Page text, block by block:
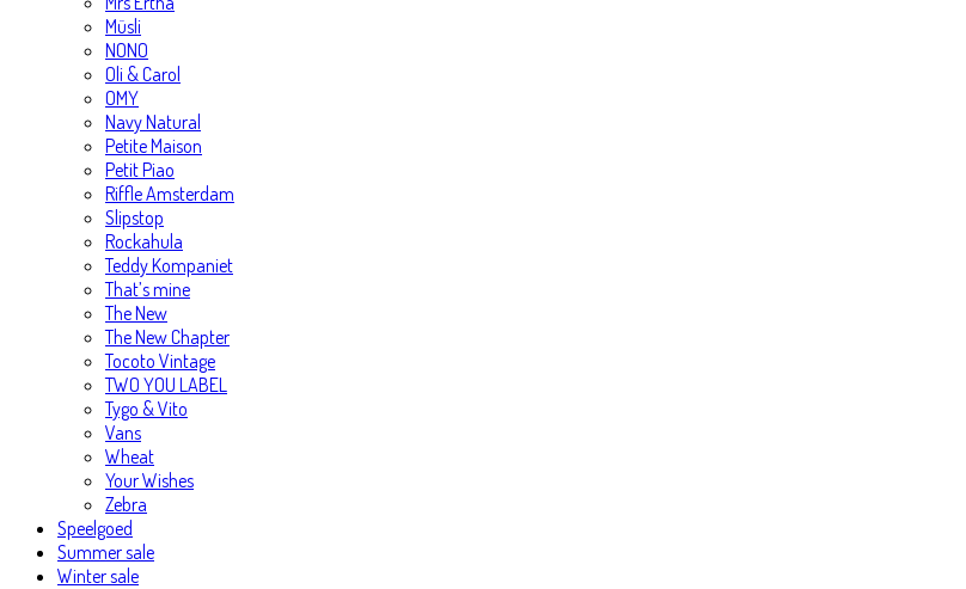
Müsli
NONO
Oli & Carol
OMY
Navy Natural
Petite Maison
Petit Piao
Riffle Amsterdam
Slipstop
Rockahula
Teddy Kompaniet
That’s mine
The New
The New Chapter
Tocoto Vintage
TWO YOU LABEL
Tygo & Vito
Vans
Wheat
Your Wishes
Zebra
Speelgoed
Summer sale
Winter sale